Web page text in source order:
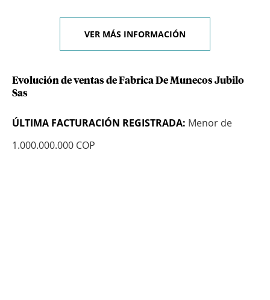
VER MÁS INFORMACIÓN
Evolución de ventas de Fabrica De Munecos Jubilo
Sas
ÚLTIMA FACTURACIÓN REGISTRADA: Menor de
1.000.000.000 COP